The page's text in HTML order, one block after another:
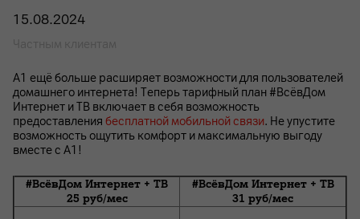
15.08.2024
А1 ещё больше расширяет возможности для пользователей
домашнего интернета! Теперь тарифный план #ВсёвДом
Интернет и ТВ включает в себя возможность
предоставления бесплатной мобильной связи. Не упустите
возможность ощутить комфорт и максимальную выгоду
вместе с А1!
#ВсёвДом Интернет + ТВ
25 руб/мес
#ВсёвДом Интернет + ТВ
31 руб/мес